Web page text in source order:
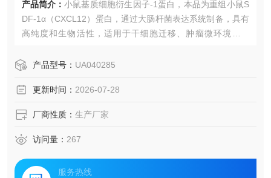
产品简介： 小鼠基质细胞衍生因子-1蛋白，本品为重组小鼠S
DF-1α（CXCL12）蛋白，通过大肠杆菌表达系统制备，具有
高纯度和生物活性，适用于干细胞迁移、肿瘤微环境等研
产品型号： UA040285
更新时间： 2026-07-28
厂商性质： 生产厂家
访问量： 267
服务热线